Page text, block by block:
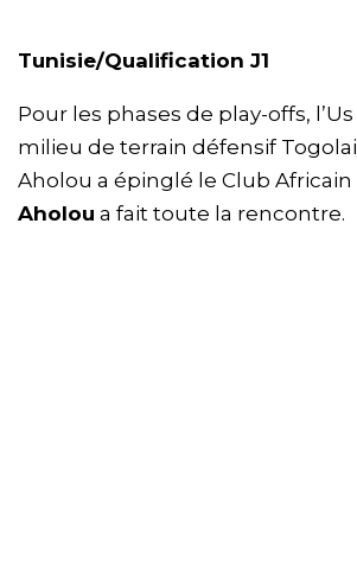
Tunisie/Qualification J1
Pour les phases de play-offs,
milieu de terrain défensif
Aholou a épinglé le Club Africain
Aholou a fait toute la rencontre.